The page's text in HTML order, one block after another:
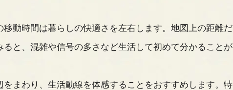
動時間は暮らしの快適さを左右します。地図上の距離だ
と、混雑や信号の多さなど生活して初めて分かることが
まわり、生活動線を体感することをおすすめします。特